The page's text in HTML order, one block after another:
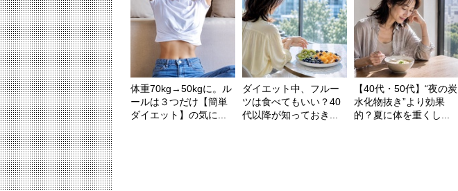
体重70kg→50kgに。ル
ールは３つだけ【簡単
ダイエット】の気に...
ダイエット中、フルー
ツは食べてもいい？40
代以降が知っておき...
【40代・50代】“夜の炭
水化物抜き”より効果
的？夏に体を重くし...